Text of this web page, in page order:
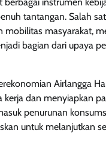
tantangan. Salah
mobilitas masyarakat,
bagian dari upaya
Airlangga
kerja dan menyiapkan
penurunan
untuk melanjutkan